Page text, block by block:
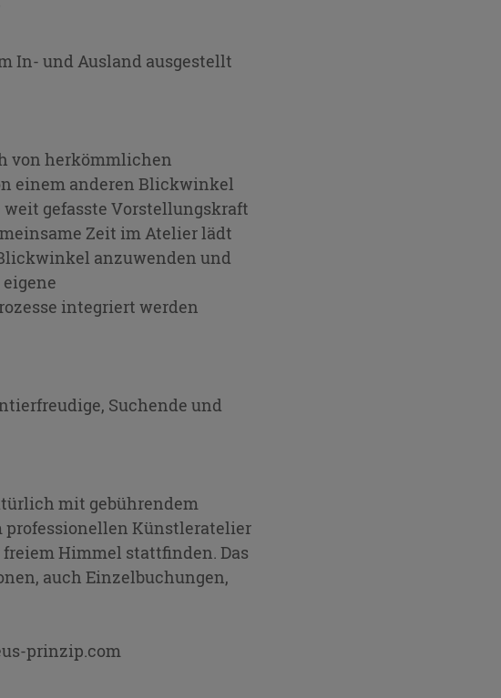
In- und Ausland ausgestellt
von herkömmlichen
einem anderen Blickwinkel
gefasste Vorstellungskraft
Zeit im Atelier lädt
anzuwenden und
integriert werden
Suchende und
mit gebührendem
professionellen Künstleratelier
Himmel stattfinden. Das
auch Einzelbuchungen,
prinzip.com